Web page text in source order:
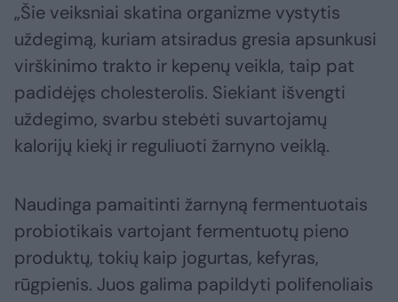
„Šie veiksniai skatina organizme vystytis
uždegimą, kuriam atsiradus gresia apsunkusi
virškinimo trakto ir kepenų veikla, taip pat
padidėjęs cholesterolis. Siekiant išvengti
uždegimo, svarbu stebėti suvartojamų
kalorijų kiekį ir reguliuoti žarnyno veiklą.
Naudinga pamaitinti žarnyną fermentuotais
probiotikais vartojant fermentuotų pieno
produktų, tokių kaip jogurtas, kefyras,
rūgpienis. Juos galima papildyti polifenoliais